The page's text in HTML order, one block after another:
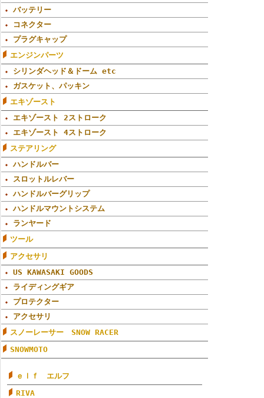
バッテリー
コネクター
プラグキャップ
エンジンパーツ
シリンダヘッド＆ドーム etc
ガスケット、パッキン
エキゾースト
エキゾースト 2ストローク
エキゾースト 4ストローク
ステアリング
ハンドルバー
スロットルレバー
ハンドルバーグリップ
ハンドルマウントシステム
ランヤード
ツール
アクセサリ
US KAWASAKI GOODS
ライディングギア
プロテクター
アクセサリ
スノーレーサー SNOW RACER
SNOWMOTO
ｅｌｆ エルフ
RIVA